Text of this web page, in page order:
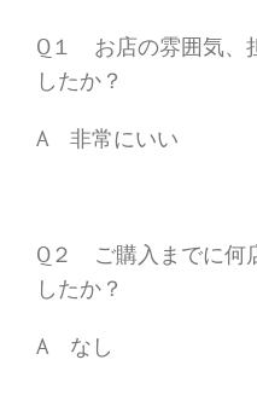
Q１ お店の雰囲気、
したか？
A 非常にいい
Q２ ご購入までに何
したか？
A なし